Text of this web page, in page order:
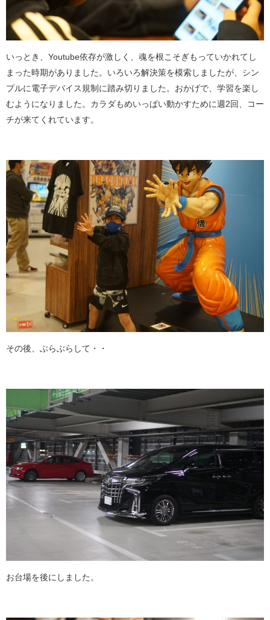
いっとき、Youtube依存が激しく、魂を根こそぎもっていかれてし
まった時期がありました。いろいろ解決策を模索しましたが、シン
プルに電子デバイス規制に踏み切りました。おかげで、学習を楽し
むようになりました。カラダもめいっぱい動かすために週2回、コー
チが来てくれています。
その後、ぶらぶらして・・
お台場を後にしました。